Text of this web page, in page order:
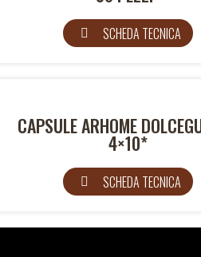
SCHEDA TECNICA
CAPSULE ARHOME
4×10*
SCHEDA TECNICA